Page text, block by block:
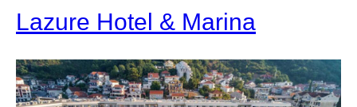
Lazure Hotel & Marina